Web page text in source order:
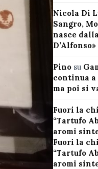
Nicola Di
Sangro,
nasce
D’Alfonso»
Pinosu
continua a
ma poi si
Fuori la
“Tartufo
aromi
Fuori la
“Tartufo
aromi